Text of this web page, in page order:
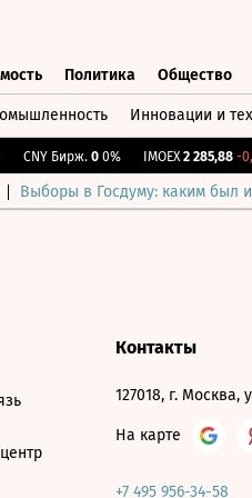
Политика Общество
Инновации и
CNY Бирж. 0 0% IMOEX 2 285,88 -
Выборы в Госдуму: каким был
Контакты
127018, г. Москва,
На карте
+7 495 956-34-58